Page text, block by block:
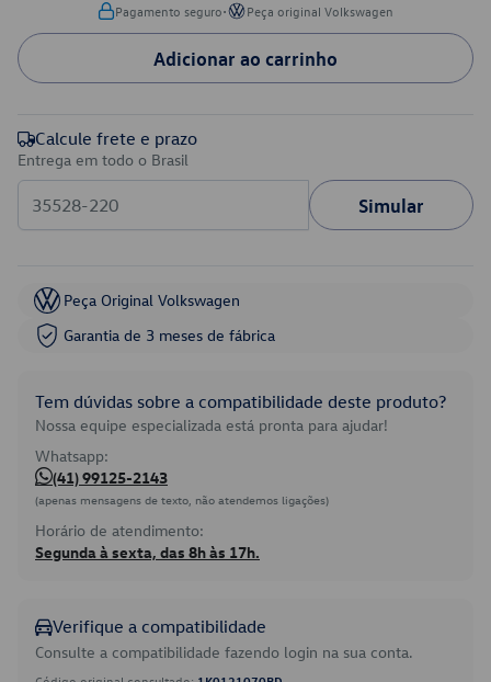
Pagamento seguro• Peça original Volkswagen
Adicionar ao carrinho
Calcule frete e prazo
Entrega em todo o Brasil
Simular
Peça Original Volkswagen
Garantia de 3 meses de fábrica
Tem dúvidas sobre a compatibilidade deste produto?
Nossa equipe especializada está pronta para ajudar!
Whatsapp:
(41) 99125-2143
(apenas mensagens de texto, não atendemos ligações)
Horário de atendimento:
Segunda à sexta, das 8h às 17h.
Verifique a compatibilidade
Consulte a compatibilidade fazendo login na sua conta.